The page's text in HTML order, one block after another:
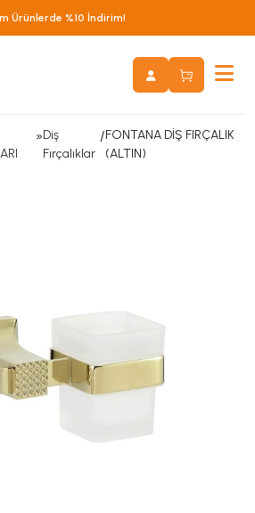
Ürünlerde %10 İndirim!
»Diş
Fırçalıklar
/FONTANA DİŞ FIRÇALIK
(ALTIN)